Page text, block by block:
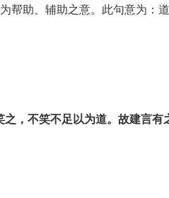
帮助、辅助之意。此句意为：
，不笑不足以为道。故建言有